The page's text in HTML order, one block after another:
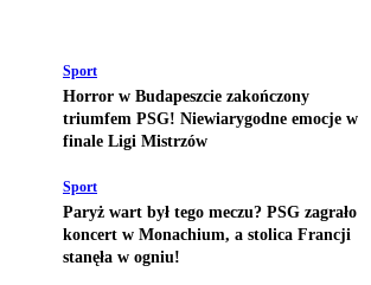
Sport
Horror w Budapeszcie zakończony
triumfem PSG! Niewiarygodne emocje w
finale Ligi Mistrzów
Sport
Paryż wart był tego meczu? PSG zagrało
koncert w Monachium, a stolica Francji
stanęła w ogniu!